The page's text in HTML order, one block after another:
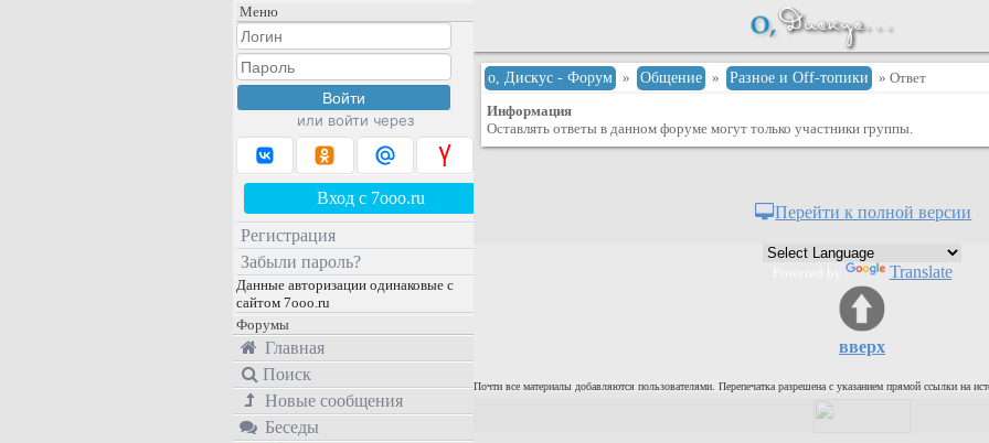
Меню
или войти через
Вход с 7ooo.ru
Регистрация
Забыли пароль?
Данные авторизации одинаковые с
сайтом 7ooo.ru
Форумы
Главная
Поиск
Новые сообщения
Беседы
о, Дискус - Форум » Общение » Разное и Оff-топики
» Ответ
Информация
Оставлять ответы в данном форуме могут только участники группы.
Перейти к полной версии
Translate
вверх
Почти все материалы добавляются пользователями. Перепечатка разрешена с указанием прямой ссылки на